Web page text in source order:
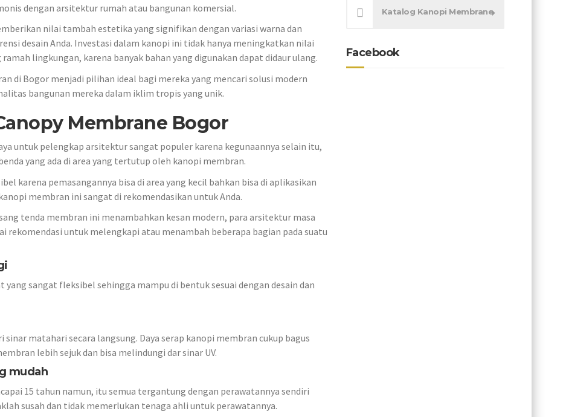
dengan arsitektur rumah atau bangunan komersial.
nilai tambah estetika yang signifikan dengan variasi warna dan
desain Anda. Investasi dalam kanopi ini tidak hanya meningkatkan nilai
lingkungan, karena banyak bahan yang digunakan dapat didaur ulang.
di Bogor menjadi pilihan ideal bagi mereka yang mencari solusi modern
bangunan mereka dalam iklim tropis yang unik.
Membrane Bogor
untuk pelengkap arsitektur sangat populer karena kegunaannya selain itu,
yang ada di area yang tertutup oleh kanopi membran.
karena pemasangannya bisa di area yang kecil bahkan bisa di aplikasikan
membran ini sangat di rekomendasikan untuk Anda.
tenda membran ini menambahkan kesan modern, para arsitektur masa
rekomendasi untuk melengkapi atau menambah beberapa bagian pada suatu
sangat fleksibel sehingga mampu di bentuk sesuai dengan desain dan
matahari secara langsung. Daya serap kanopi membran cukup bagus
lebih sejuk dan bisa melindungi dar sinar UV.
mudah
15 tahun namun, itu semua tergantung dengan perawatannya sendiri
susah dan tidak memerlukan tenaga ahli untuk perawatannya.
Katalog Kanopi Membrane
Facebook